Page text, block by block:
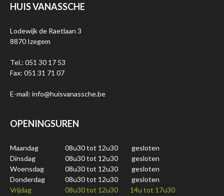
HUIS VANASSCHE
Lodewijk de Raetlaan 3
8870 Izegem
Tel.: 051 30 17 53
Fax: 051 31 71 07
E-mail: info@huisvanassche.be
OPENINGSUREN
Maandag 08u30 tot 12u30
gesloten
Dinsdag
08u30 tot 12u30
gesloten
Woensdag
08u30 tot 12u30
gesloten
Donderdag
08u30 tot 12u30
gesloten
Vrijdag
08u30 tot 12u30
14u tot 17u30